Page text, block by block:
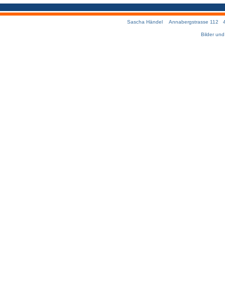
Sascha Händel Annabergstrasse 112
Bilder